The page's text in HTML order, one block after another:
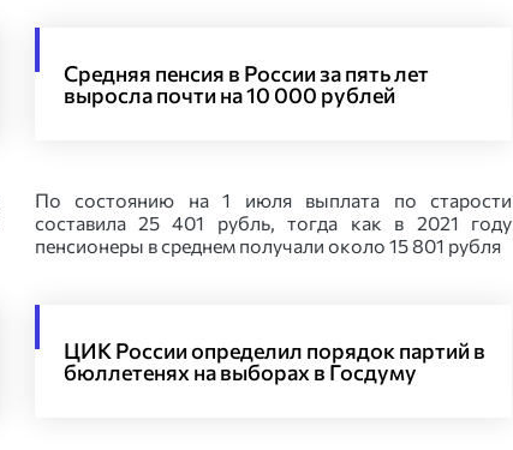
Средняя пенсия в России за пять лет
выросла почти на 10 000 рублей
По состоянию на 1 июля выплата по старости
составила 25 401 рубль, тогда как в 2021 году
пенсионеры в среднем получали около 15 801 рубля
ЦИК России определил порядок партий в
бюллетенях на выборах в Госдуму